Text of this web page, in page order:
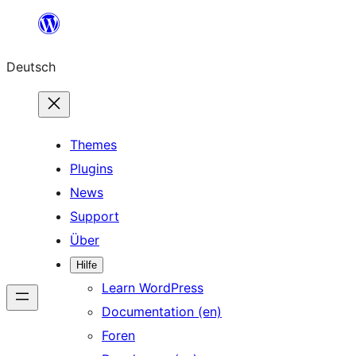
springen
Deutsch
Themes
Plugins
News
Support
Über
Hilfe
Learn WordPress
Documentation (en)
Foren